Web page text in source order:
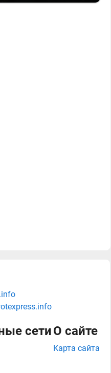
сетиО сайте
Карта сайта